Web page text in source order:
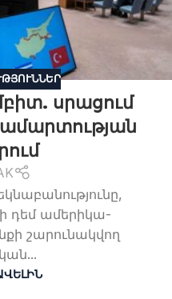
սրացում
դեմ ամերիկա-
շարունակվող